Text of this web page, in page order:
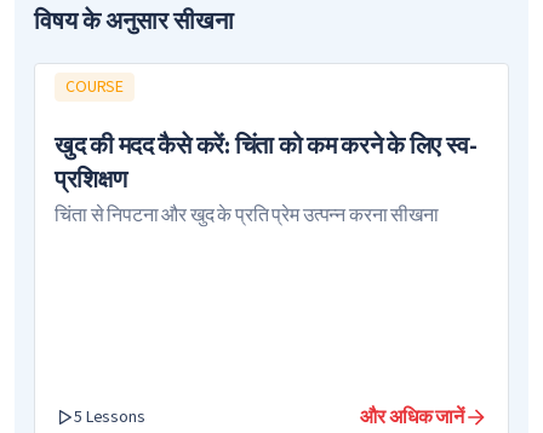
विषय के अनुसार सीखना
COURSE
खुद की मदद कैसे करें: चिंता को कम करने के लिए स्व-
प्रशिक्षण
चिंता से निपटना और खुद के प्रति प्रेम उत्पन्न करना सीखना
5 Lessons और अधिक जानें